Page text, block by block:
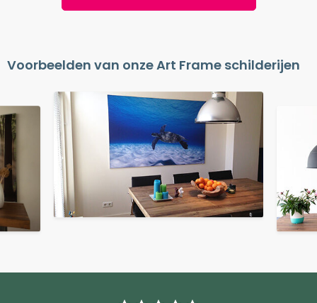
Voorbeelden van onze Art Frame schilderijen